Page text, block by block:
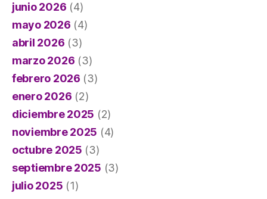
junio 2026 (4)
mayo 2026 (4)
abril 2026 (3)
marzo 2026 (3)
febrero 2026 (3)
enero 2026 (2)
diciembre 2025 (2)
noviembre 2025 (4)
octubre 2025 (3)
septiembre 2025 (3)
julio 2025 (1)